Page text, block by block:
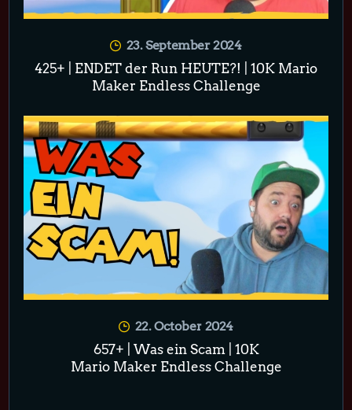
23. September 2024
425+ | ENDET der Run HEUTE?! | 10K Mario
Maker Endless Challenge
22. October 2024
657+ | Was ein Scam | 10K
Mario Maker Endless Challenge